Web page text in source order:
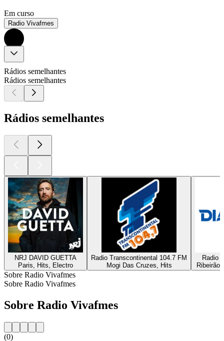
Em curso
Radio Vivafmes
Rádios semelhantes
Rádios semelhantes
Rádios semelhantes
NRJ DAVID GUETTA
Paris, Hits, Electro
Radio Transcontinental 104.7 FM
Mogi Das Cruzes, Hits
Radio
Ribeirão
Sobre Radio Vivafmes
Sobre Radio Vivafmes
Sobre Radio Vivafmes
(0)